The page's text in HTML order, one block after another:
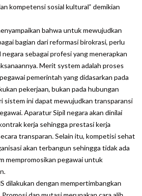
kompetensi sosial kultural” demikian
bahwa untuk mewujudkan
bagian dari reformasi birokrasi, perlu
sebagai profesi yang menerapkan
Merit system adalah proses
pemerintah yang didasarkan pada
pekerjaan, bukan pada hubungan
sistem ini dapat mewujudkan transparansi
Aparatur Sipil negara akan dinilai
kerja sehingga prestasi kerja
transparan. Selain itu, kompetisi sehat
akan terbangun sehingga tidak ada
mempromosikan pegawai untuk
dilakukan dengan mempertimbangkan